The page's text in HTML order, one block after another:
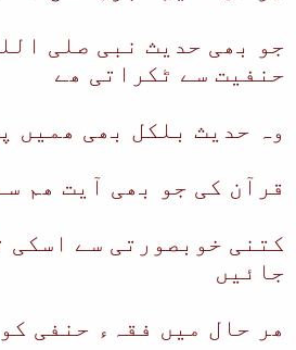
جو بھی حدیث نبی صلی
حنفیت سے ٹکراتی ھے
وہ حدیث بلکل بھی ھمیں
قرآن کی جو بھی آیت ھم
کتنی خوبصورتی سے اسکی
جائیں
ھر حال میں فقہء حنفی